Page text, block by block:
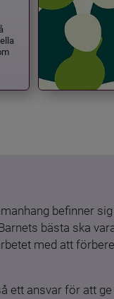
befinner
bästa ska
med att
ett ansvar för att